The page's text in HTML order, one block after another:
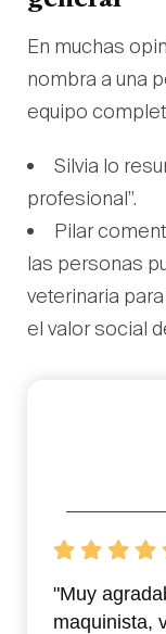
En muchas
nombra a una
equipo
Silvia lo
profesional”.
Pilar
las personas
veterinaria
el valor social
"Muy
maquinista,